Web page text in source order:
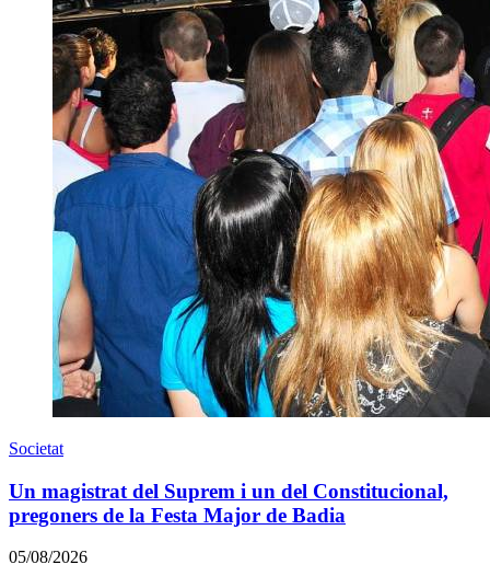
Societat
Un magistrat del Suprem i un del Constitucional,
pregoners de la Festa Major de Badia
05/08/2026